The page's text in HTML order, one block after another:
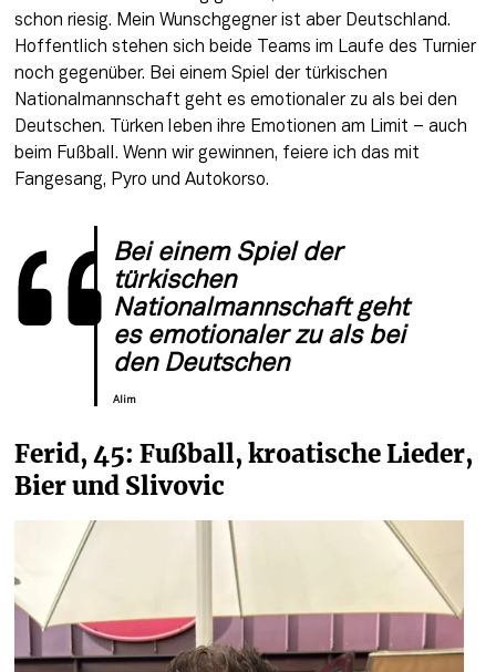
schon riesig. Mein Wunschgegner ist aber Deutschland.
Hoffentlich stehen sich beide Teams im Laufe des Turnier
noch gegenüber. Bei einem Spiel der türkischen
Nationalmannschaft geht es emotionaler zu als bei den
Deutschen. Türken leben ihre Emotionen am Limit – auch
beim Fußball. Wenn wir gewinnen, feiere ich das mit
Fangesang, Pyro und Autokorso.
Bei einem Spiel der
türkischen
Nationalmannschaft geht
es emotionaler zu als bei
den Deutschen
Alim
Ferid, 45: Fußball, kroatische Lieder,
Bier und Slivovic